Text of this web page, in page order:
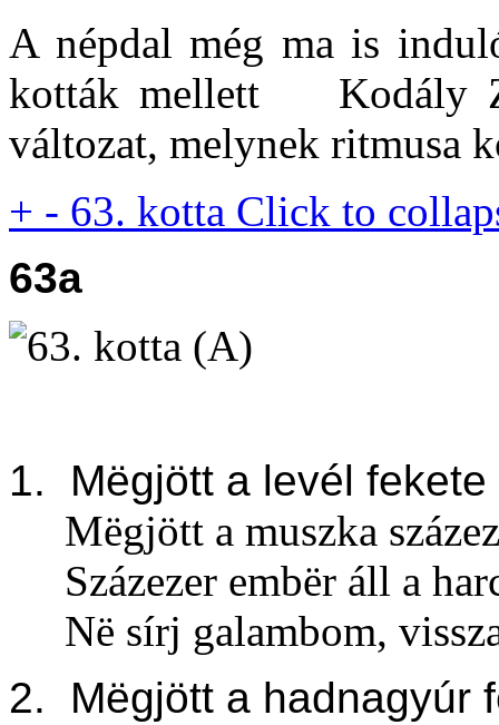
A népdal még ma is
kották mellett Kodály
változat, melynek ritmusa
+ - 63. kotta Click to
63a
1. Mëgjött a levél
Mëgjött a muszka százez
Százezer embër áll a
Në sírj galambom,
2. Mëgjött a hadnagyúr